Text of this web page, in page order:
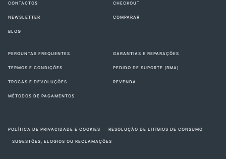
CONTACTOS
NEWSLETTER
BLOG
CHECKOUT
COMPARAR
PERGUNTAS FREQUENTES
TERMOS E CONDIÇÕES
TROCAS E DEVOLUÇÕES
MÉTODOS DE PAGAMENTOS
GARANTIAS E REPARAÇÕES
PEDIDO DE SUPORTE (RMA)
REVENDA
POLÍTICA DE PRIVACIDADE E COOKIES RESOLUÇÃO DE LITÍGIOS DE CONSUMO
SUGESTÕES, ELOGIOS OU RECLAMAÇÕES